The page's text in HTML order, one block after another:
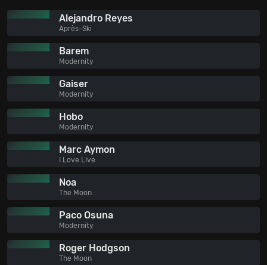
Alejandro Reyes
Après-Ski
Barem
Modernity
Gaiser
Modernity
Hobo
Modernity
Marc Aymon
I Love Live
Noa
The Moon
Paco Osuna
Modernity
Roger Hodgson
The Moon